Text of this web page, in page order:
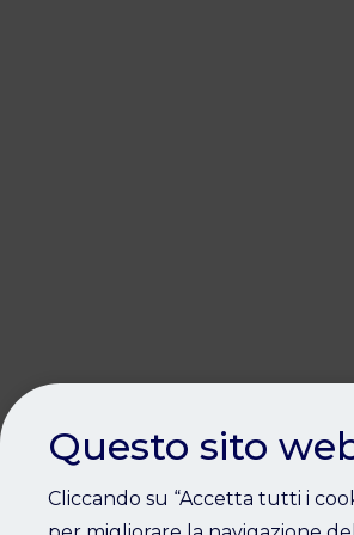
Questo sito
Cliccando su “Accetta tutti i